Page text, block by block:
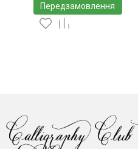
Передзамовлення